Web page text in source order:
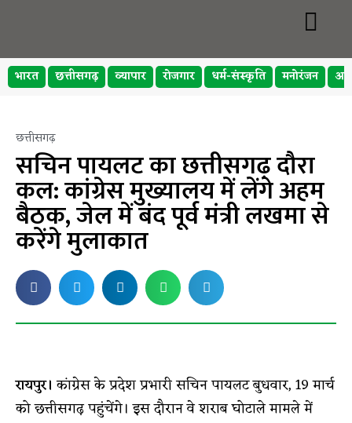
भारत छत्तीसगढ़ व्यापार रोजगार धर्म-संस्कृति मनोरंजन
छत्तीसगढ़
सचिन पायलट का छत्तीसगढ़ दौरा
कल: कांग्रेस मुख्यालय में लेंगे अहम
बैठक, जेल में बंद पूर्व मंत्री लखमा से
करेंगे मुलाकात
रायपुर।कांग्रेस के प्रदेश प्रभारी सचिन पायलट बुधवार, 19 मार्च
को छत्तीसगढ़ पहुंचेंगे। इस दौरान वे शराब घोटाले मामले में